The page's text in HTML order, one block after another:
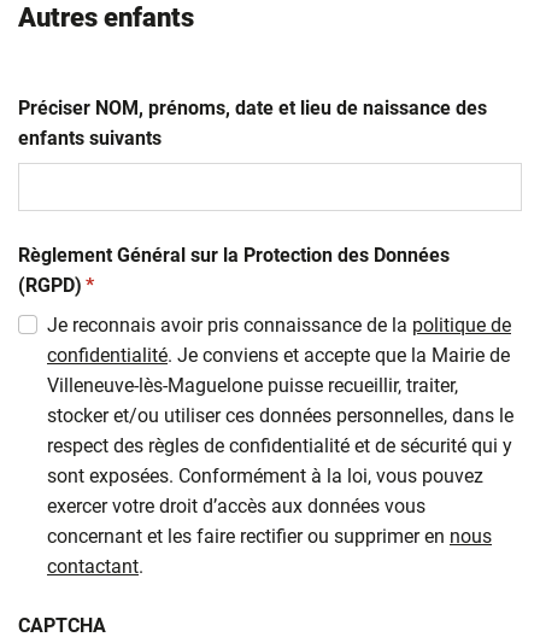
Autres enfants
Préciser NOM, prénoms, date et lieu de naissance des
enfants suivants
Règlement Général sur la Protection des Données
(RGPD) (obligatoire)
*
Je reconnais avoir pris connaissance de la politique de
confidentialité. Je conviens et accepte que la Mairie de
Villeneuve-lès-Maguelone puisse recueillir, traiter,
stocker et/ou utiliser ces données personnelles, dans le
respect des règles de confidentialité et de sécurité qui y
sont exposées. Conformément à la loi, vous pouvez
exercer votre droit d’accès aux données vous
concernant et les faire rectifier ou supprimer en nous
contactant.
CAPTCHA